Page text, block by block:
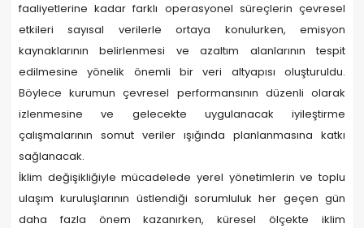
faaliyetlerine kadar farklı operasyonel süreçlerin çevresel
etkileri sayısal verilerle ortaya konulurken, emisyon
kaynaklarının belirlenmesi ve azaltım alanlarının tespit
edilmesine yönelik önemli bir veri altyapısı oluşturuldu.
Böylece kurumun çevresel performansının düzenli olarak
izlenmesine ve gelecekte uygulanacak iyileştirme
çalışmalarının somut veriler ışığında planlanmasına katkı
sağlanacak.
İklim değişikliğiyle mücadelede yerel yönetimlerin ve toplu
ulaşım kuruluşlarının üstlendiği sorumluluk her geçen gün
daha fazla önem kazanırken, küresel ölçekte iklim